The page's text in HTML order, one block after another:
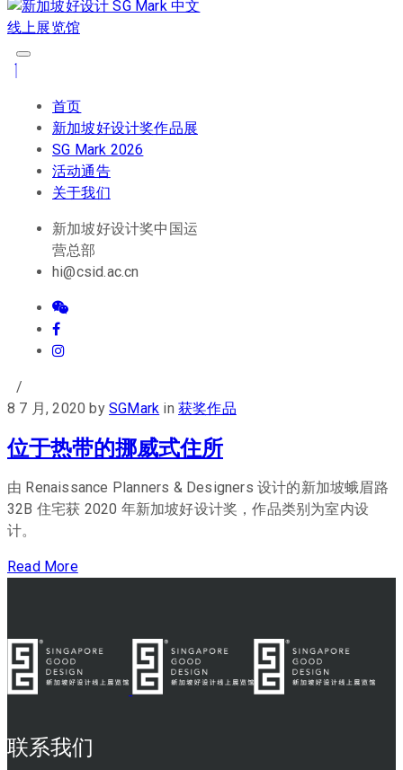
首页
新加坡好设计奖作品展
SG Mark 2026
活动通告
关于我们
新加坡好设计奖中国运
营总部
hi@csid.ac.cn
/
8 7 月, 2020 by SGMark in 获奖作品
位于热带的挪威式住所
由 Renaissance Planners & Designers 设计的新加坡蛾眉路
32B 住宅获 2020 年新加坡好设计奖，作品类别为室内设
计。
Read More
联系我们